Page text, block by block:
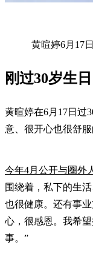
黄暄婷6月17
刚过30岁生日
黄暄婷在6月17日过
意、很开心也很舒服
今年4月公开与圈外
围绕着，私下的生
也很健康。还有事
心，很感恩。我希
事。”